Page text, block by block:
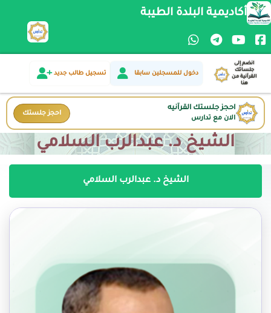
أكاديمية البلدة الطيبة
دخول للمسجلين سابقا تسجيل طالب جديد
انضم إلى
جلساتك
القرآنية من
هنا
احجز جلستك القرآنيه
الان مع تدارس
احجز جلستك
الشيخ د. عبدالرب السلامي
الشيخ د. عبدالرب السلامي